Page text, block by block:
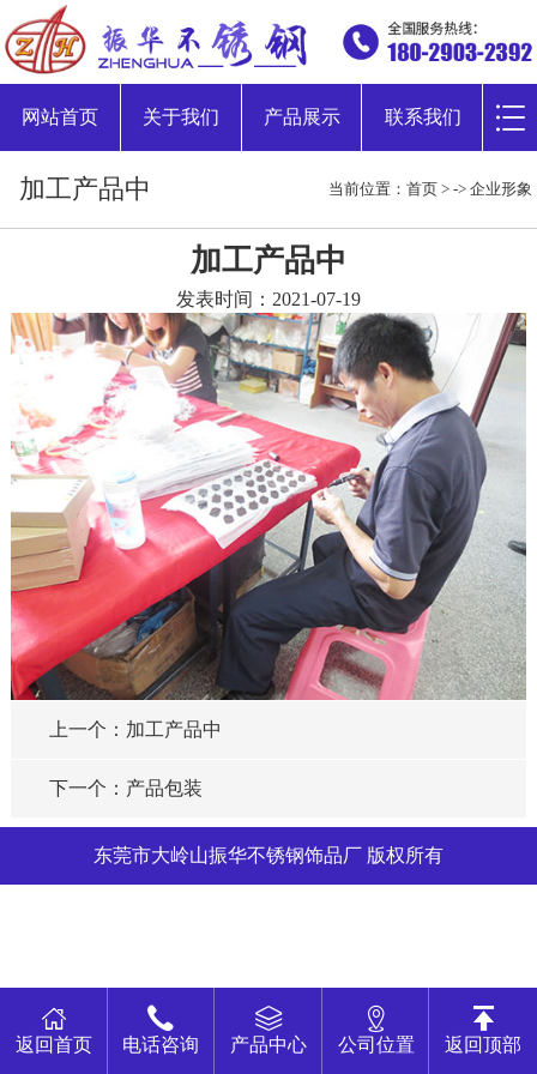
网站首页 关于我们 产品展示 联系我们
加工产品中 当前位置： 首页 > -> 企业形象
加工产品中
发表时间：2021-07-19
上一个：加工产品中
下一个：产品包装
东莞市大岭山振华不锈钢饰品厂 版权所有
返回首页 电话咨询 产品中心 公司位置 返回顶部